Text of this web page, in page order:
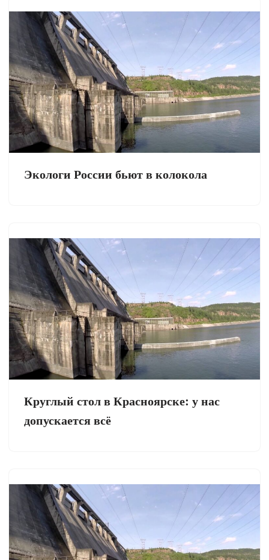
Экологи России бьют в колокола
Круглый стол в Красноярске: у нас
допускается всё